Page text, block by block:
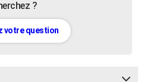
?
votre question